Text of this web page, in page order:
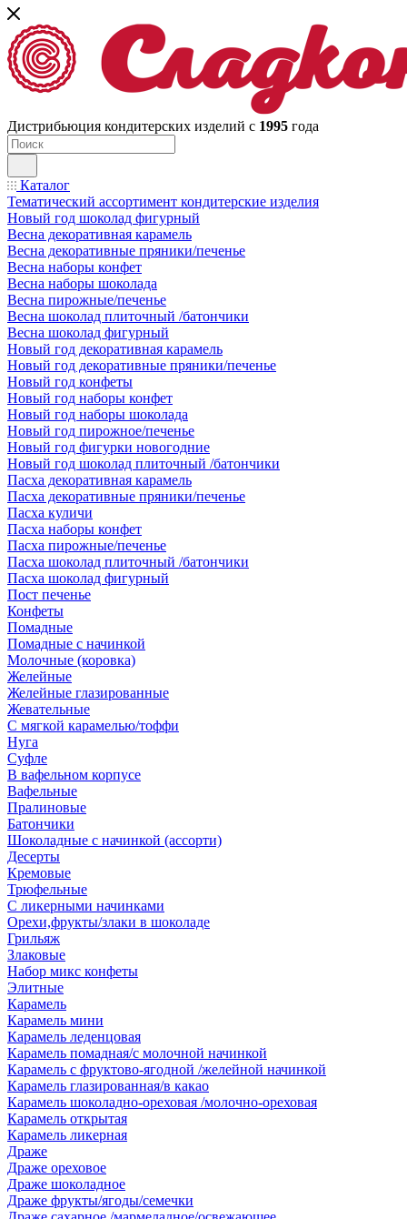
Дистрибьюция кондитерских изделий с 1995 года
Каталог
Тематический ассортимент кондитерские изделия
Новый год шоколад фигурный
Весна декоративная карамель
Весна декоративные пряники/печенье
Весна наборы конфет
Весна наборы шоколада
Весна пирожные/печенье
Весна шоколад плиточный /батончики
Весна шоколад фигурный
Новый год декоративная карамель
Новый год декоративные пряники/печенье
Новый год конфеты
Новый год наборы конфет
Новый год наборы шоколада
Новый год пирожное/печенье
Новый год фигурки новогодние
Новый год шоколад плиточный /батончики
Пасха декоративная карамель
Пасха декоративные пряники/печенье
Пасха куличи
Пасха наборы конфет
Пасха пирожные/печенье
Пасха шоколад плиточный /батончики
Пасха шоколад фигурный
Пост печенье
Конфеты
Помадные
Помадные с начинкой
Молочные (коровка)
Желейные
Желейные глазированные
Жевательные
С мягкой карамелью/тоффи
Нуга
Суфле
В вафельном корпусе
Вафельные
Пралиновые
Батончики
Шоколадные с начинкой (ассорти)
Десерты
Кремовые
Трюфельные
С ликерными начинками
Орехи,фрукты/злаки в шоколаде
Грильяж
Злаковые
Набор микс конфеты
Элитные
Карамель
Карамель мини
Карамель леденцовая
Карамель помадная/с молочной начинкой
Карамель с фруктово-ягодной /желейной начинкой
Карамель глазированная/в какао
Карамель шоколадно-ореховая /молочно-ореховая
Карамель открытая
Карамель ликерная
Драже
Драже ореховое
Драже шоколадное
Драже фрукты/ягоды/семечки